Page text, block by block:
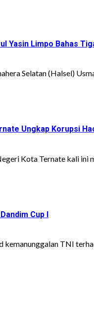
Yasin Limpo Bahas
Selatan (Halsel)
Ungkap Korupsi
Kota Ternate kali ini
Cup I
kemanunggalan TNI